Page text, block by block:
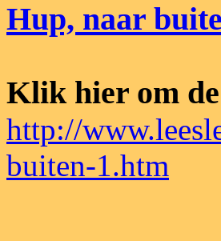
Hup, naar
Klik hier om
http://
buiten-1.htm